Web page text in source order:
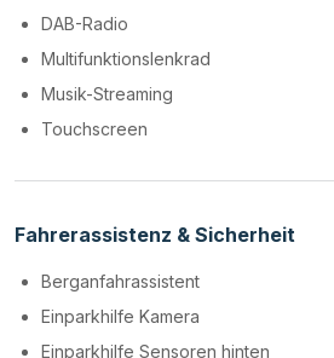
DAB-Radio
Multifunktionslenkrad
Musik-Streaming
Touchscreen
Fahrerassistenz & Sicherheit
Berganfahrassistent
Einparkhilfe Kamera
Einparkhilfe Sensoren hinten